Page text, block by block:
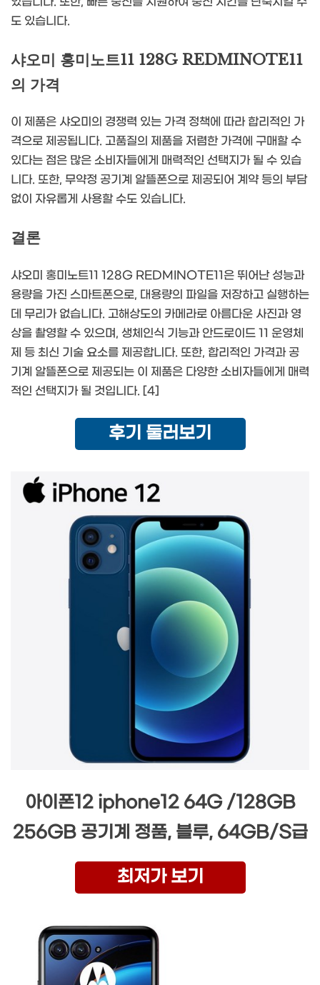
도 있습니다.
샤오미 홍미노트11 128G REDMINOTE11
의 가격
이 제품은 샤오미의 경쟁력 있는 가격 정책에 따라 합리적인 가
격으로 제공됩니다. 고품질의 제품을 저렴한 가격에 구매할 수
있다는 점은 많은 소비자들에게 매력적인 선택지가 될 수 있습
니다. 또한, 무약정 공기계 알뜰폰으로 제공되어 계약 등의 부담
없이 자유롭게 사용할 수도 있습니다.
결론
샤오미 홍미노트11 128G REDMINOTE11은 뛰어난 성능과
용량을 가진 스마트폰으로, 대용량의 파일을 저장하고 실행하는
데 무리가 없습니다. 고해상도의 카메라로 아름다운 사진과 영
상을 촬영할 수 있으며, 생체인식 기능과 안드로이드 11 운영체
제 등 최신 기술 요소를 제공합니다. 또한, 합리적인 가격과 공
기계 알뜰폰으로 제공되는 이 제품은 다양한 소비자들에게 매력
적인 선택지가 될 것입니다. [4]
후기 둘러보기
아이폰12 iphone12 64G /128GB
256GB 공기계 정품, 블루, 64GB/S급
최저가 보기